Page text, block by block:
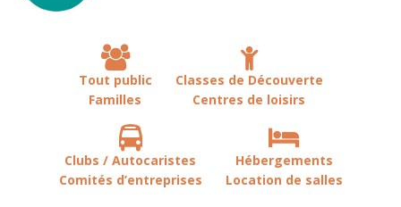
Tout public
Familles
Classes de Découverte
Centres de loisirs
Clubs / Autocaristes
Comités d’entreprises
Hébergements
Location de salles